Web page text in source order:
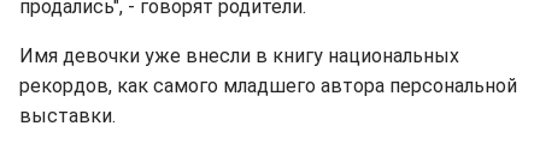
продались", - говорят родители.
Имя девочки уже внесли в книгу национальных
рекордов, как самого младшего автора персональной
выставки.